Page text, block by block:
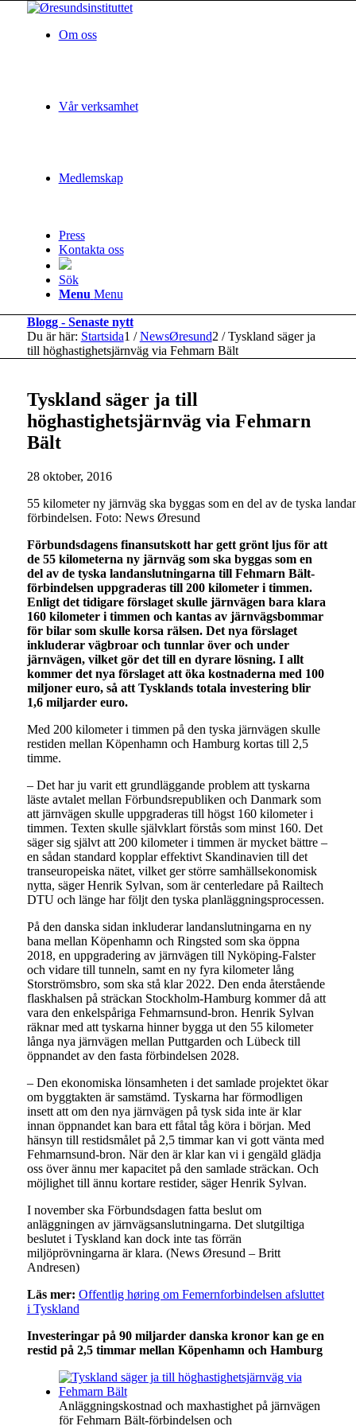
Om oss
Vår verksamhet
Medlemskap
Press
Kontakta oss
Sök
Menu Menu
Blogg - Senaste nytt
Du är här: Startsida1 / NewsØresund2 / Tyskland säger ja
till höghastighetsjärnväg via Fehmarn Bält
Tyskland säger ja till
höghastighetsjärnväg via Fehmarn
Bält
28 oktober, 2016
55 kilometer ny järnväg ska byggas som en del av de tyska
förbindelsen. Foto: News Øresund
Förbundsdagens finansutskott har gett grönt ljus för att
de 55 kilometerna ny järnväg som ska byggas som en
del av de tyska landanslutningarna till Fehmarn Bält-
förbindelsen uppgraderas till 200 kilometer i timmen.
Enligt det tidigare förslaget skulle järnvägen bara klara
160 kilometer i timmen och kantas av järnvägsbommar
för bilar som skulle korsa rälsen. Det nya förslaget
inkluderar vägbroar och tunnlar över och under
järnvägen, vilket gör det till en dyrare lösning. I allt
kommer det nya förslaget att öka kostnaderna med 100
miljoner euro, så att Tysklands totala investering blir
1,6 miljarder euro.
Med 200 kilometer i timmen på den tyska järnvägen skulle
restiden mellan Köpenhamn och Hamburg kortas till 2,5
timme.
– Det har ju varit ett grundläggande problem att tyskarna
läste avtalet mellan Förbundsrepubliken och Danmark som
att järnvägen skulle uppgraderas till högst 160 kilometer i
timmen. Texten skulle självklart förstås som minst 160. Det
säger sig självt att 200 kilometer i timmen är mycket bättre –
en sådan standard kopplar effektivt Skandinavien till det
transeuropeiska nätet, vilket ger större samhällsekonomisk
nytta, säger Henrik Sylvan, som är centerledare på Railtech
DTU och länge har följt den tyska planläggningsprocessen.
På den danska sidan inkluderar landanslutningarna en ny
bana mellan Köpenhamn och Ringsted som ska öppna
2018, en uppgradering av järnvägen till Nyköping-Falster
och vidare till tunneln, samt en ny fyra kilometer lång
Storströmsbro, som ska stå klar 2022. Den enda återstående
flaskhalsen på sträckan Stockholm-Hamburg kommer då att
vara den enkelspåriga Fehmarnsund-bron. Henrik Sylvan
räknar med att tyskarna hinner bygga ut den 55 kilometer
långa nya järnvägen mellan Puttgarden och Lübeck till
öppnandet av den fasta förbindelsen 2028.
– Den ekonomiska lönsamheten i det samlade projektet ökar
om byggtakten är samstämd. Tyskarna har förmodligen
insett att om den nya järnvägen på tysk sida inte är klar
innan öppnandet kan bara ett fåtal tåg köra i början. Med
hänsyn till restidsmålet på 2,5 timmar kan vi gott vänta med
Fehmarnsund-bron. När den är klar kan vi i gengäld glädja
oss över ännu mer kapacitet på den samlade sträckan. Och
möjlighet till ännu kortare restider, säger Henrik Sylvan.
I november ska Förbundsdagen fatta beslut om
anläggningen av järnvägsanslutningarna. Det slutgiltiga
beslutet i Tyskland kan dock inte tas förrän
miljöprövningarna är klara. (News Øresund – Britt
Andresen)
Läs mer: Offentlig høring om Femernforbindelsen afsluttet
i Tyskland
Investeringar på 90 miljarder danska kronor kan ge en
restid på 2,5 timmar mellan Köpenhamn och Hamburg
Anläggningskostnad och maxhastighet på järnvägen
för Fehmarn Bält-förbindelsen och